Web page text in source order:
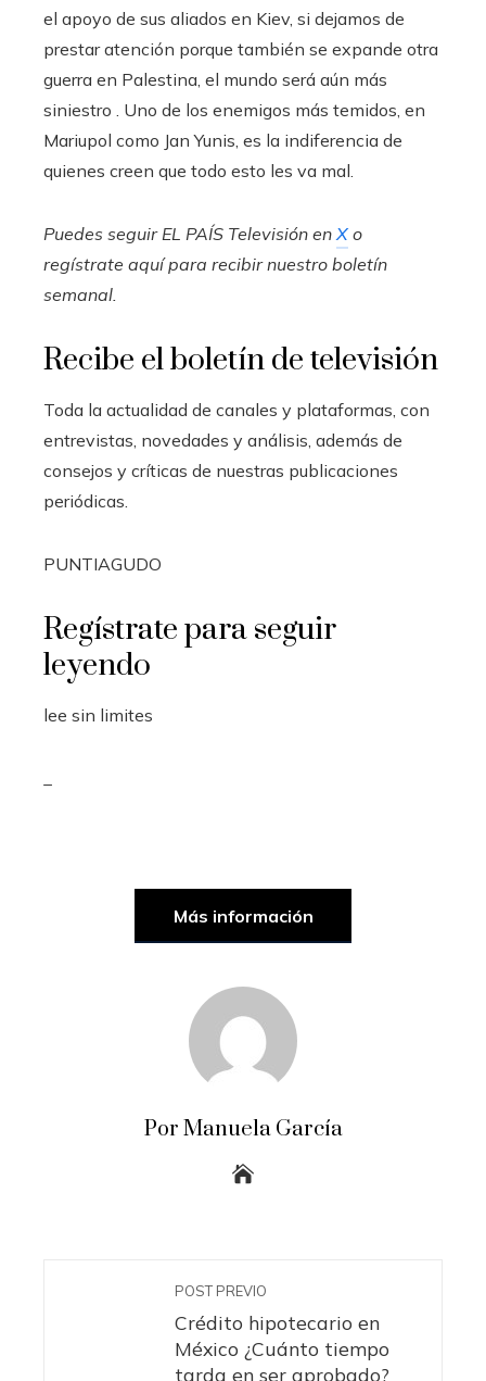
el apoyo de sus aliados en Kiev, si dejamos de
prestar atención porque también se expande otra
guerra en Palestina, el mundo será aún más
siniestro . Uno de los enemigos más temidos, en
Mariupol como Jan Yunis, es la indiferencia de
quienes creen que todo esto les va mal.
Puedes seguir EL PAÍS Televisión en X o
regístrate aquí para recibirnuestro boletín
semanal
Recibe el boletín de televisión
Toda la actualidad de canales y plataformas, con
entrevistas, novedades y análisis, además de
consejos y críticas de nuestras publicaciones
periódicas.
PUNTIAGUDO
Regístrate para seguir
leyendo
lee sin limites
Más información
Por Manuela García
POST PREVIO
Crédito hipotecario en
México ¿Cuánto tiempo
tarda en ser aprobado?